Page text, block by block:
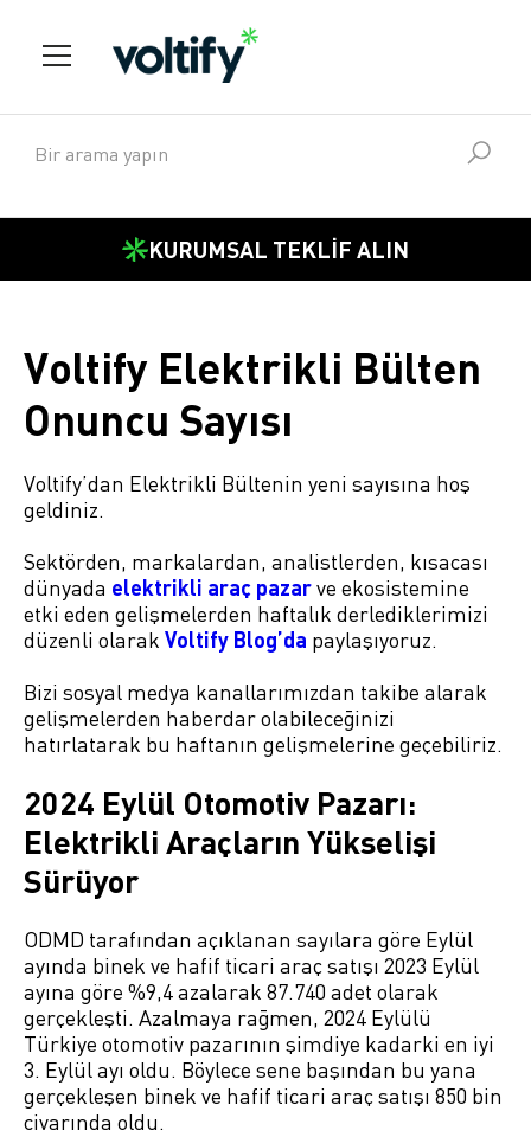
KURUMSAL TEKLİF ALIN
Voltify Elektrikli Bülten
Onuncu Sayısı
Voltify’dan Elektrikli Bültenin yeni sayısına hoş
geldiniz.
Sektörden, markalardan, analistlerden, kısacası
dünyada elektrikli araç pazarve ekosistemine
etki eden gelişmelerden haftalık derlediklerimizi
düzenli olarak Voltify Blog’da paylaşıyoruz.
Bizi sosyal medya kanallarımızdan takibe alarak
gelişmelerden haberdar olabileceğinizi
hatırlatarak bu haftanın gelişmelerine geçebiliriz.
2024 Eylül Otomotiv Pazarı:
Elektrikli Araçların Yükselişi
Sürüyor
ODMD tarafından açıklanan sayılara göre Eylül
ayında binek ve hafif ticari araç satışı 2023 Eylül
ayına göre %9,4 azalarak 87.740 adet olarak
gerçekleşti. Azalmaya rağmen, 2024 Eylülü
Türkiye otomotiv pazarının şimdiye kadarki en iyi
3. Eylül ayı oldu. Böylece sene başından bu yana
gerçekleşen binek ve hafif ticari araç satışı 850 bin
civarında oldu.